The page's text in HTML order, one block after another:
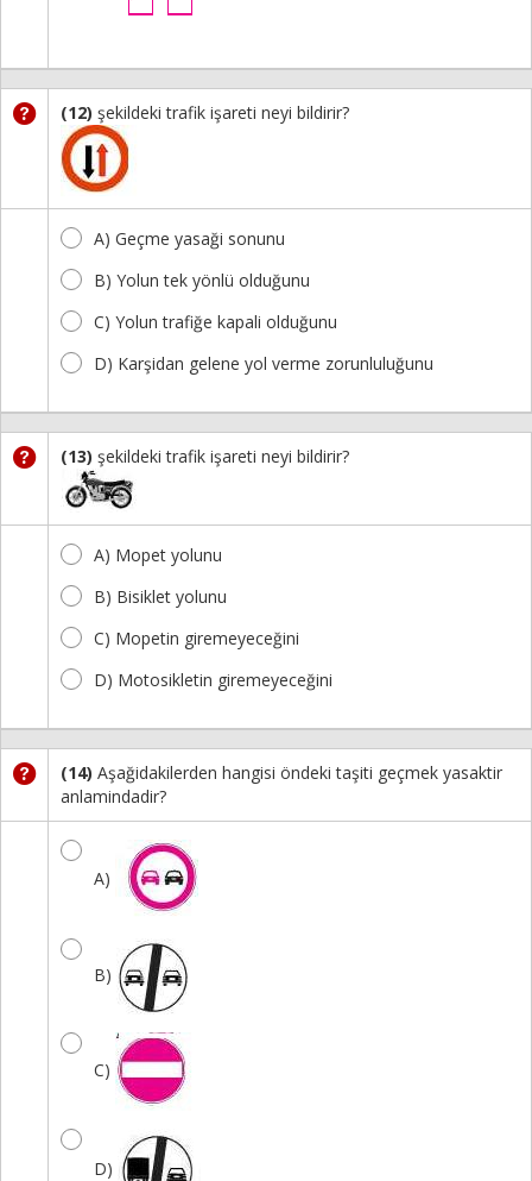
(12) şekildeki trafik işareti neyi bildirir?
A) Geçme yasaği sonunu
B) Yolun tek yönlü olduğunu
C) Yolun trafiğe kapali olduğunu
D) Karşidan gelene yol verme zorunluluğunu
(13) şekildeki trafik işareti neyi bildirir?
A) Mopet yolunu
B) Bisiklet yolunu
C) Mopetin giremeyeceğini
D) Motosikletin giremeyeceğini
(14) Aşağidakilerden hangisi öndeki taşiti geçmek yasaktir
anlamindadir?
A)
B)
C)
D)